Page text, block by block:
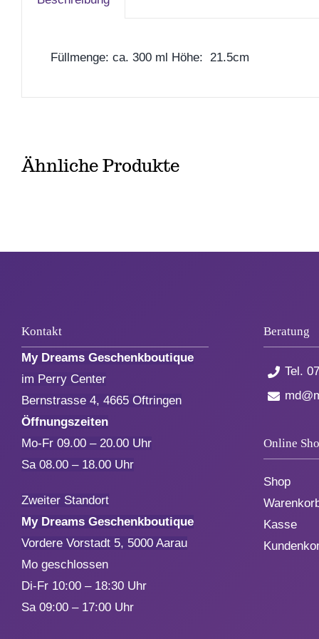
Füllmenge: ca. 300 ml Höhe: 21.5cm
Ähnliche Produkte
Kontakt
My Dreams Geschenkboutique
im Perry Center
Bernstrasse 4, 4665 Oftringen
Öffnungszeiten
Mo-Fr 09.00 – 20.00 Uhr
Sa 08.00 – 18.00 Uhr
Zweiter Standort
My Dreams Geschenkboutique
Vordere Vorstadt 5, 5000 Aarau
Mo geschlossen
Di-Fr 10:00 – 18:30 Uhr
Sa 09:00 – 17:00 Uhr
Beratung
Tel.
Online
Shop
Kasse